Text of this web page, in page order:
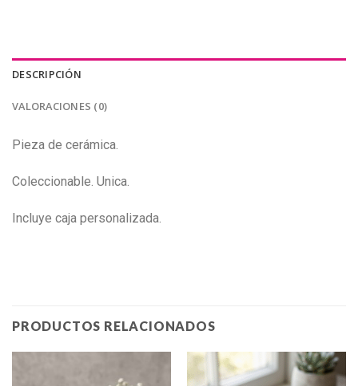
DESCRIPCIÓN
VALORACIONES (0)
Pieza de cerámica.
Coleccionable. Unica.
Incluye caja personalizada.
PRODUCTOS RELACIONADOS